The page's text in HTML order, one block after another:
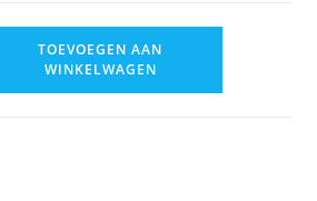
TOEVOEGEN AAN
WINKELWAGEN